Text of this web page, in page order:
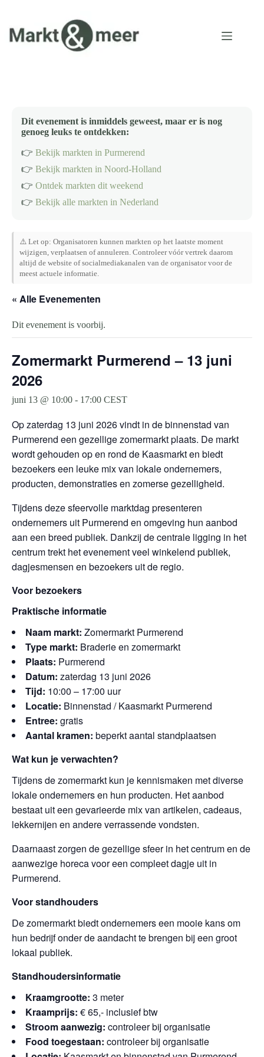
inhoud
Dit evenement is inmiddels geweest, maar er is nog
genoeg leuks te ontdekken:
👉 Bekijk markten in Purmerend
👉 Bekijk markten in Noord-Holland
👉 Ontdek markten dit weekend
👉 Bekijk alle markten in Nederland
⚠️ Let op: Organisatoren kunnen markten op het laatste moment
wijzigen, verplaatsen of annuleren. Controleer vóór vertrek daarom
altijd de website of socialmediakanalen van de organisator voor de
meest actuele informatie.
« Alle Evenementen
Dit evenement is voorbij.
Zomermarkt Purmerend – 13 juni
2026
juni 13 @ 10:00 - 17:00 CEST
Op zaterdag 13 juni 2026 vindt in de binnenstad van
Purmerend een gezellige zomermarkt plaats. De markt
wordt gehouden op en rond de Kaasmarkt en biedt
bezoekers een leuke mix van lokale ondernemers,
producten, demonstraties en zomerse gezelligheid.
Tijdens deze sfeervolle marktdag presenteren
ondernemers uit Purmerend en omgeving hun aanbod
aan een breed publiek. Dankzij de centrale ligging in het
centrum trekt het evenement veel winkelend publiek,
dagjesmensen en bezoekers uit de regio.
Voor bezoekers
Praktische informatie
Naam markt: Zomermarkt Purmerend
Type markt: Braderie en zomermarkt
Plaats: Purmerend
Datum: zaterdag 13 juni 2026
Tijd: 10:00 – 17:00 uur
Locatie: Binnenstad / Kaasmarkt Purmerend
Entree: gratis
Aantal kramen: beperkt aantal standplaatsen
Wat kun je verwachten?
Tijdens de zomermarkt kun je kennismaken met diverse
lokale ondernemers en hun producten. Het aanbod
bestaat uit een gevarieerde mix van artikelen, cadeaus,
lekkernijen en andere verrassende vondsten.
Daarnaast zorgen de gezellige sfeer in het centrum en de
aanwezige horeca voor een compleet dagje uit in
Purmerend.
Voor standhouders
De zomermarkt biedt ondernemers een mooie kans om
hun bedrijf onder de aandacht te brengen bij een groot
lokaal publiek.
Standhoudersinformatie
Kraamgrootte: 3 meter
Kraamprijs: € 65,- inclusief btw
Stroom aanwezig: controleer bij organisatie
Food toegestaan: controleer bij organisatie